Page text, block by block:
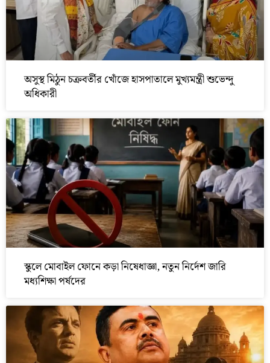
অসুস্থ মিঠুন চক্রবর্তীর খোঁজে হাসপাতালে মুখ্যমন্ত্রী শুভেন্দু
অধিকারী
স্কুলে মোবাইল ফোনে কড়া নিষেধাজ্ঞা, নতুন নির্দেশ জারি
মধ্যশিক্ষা পর্ষদের